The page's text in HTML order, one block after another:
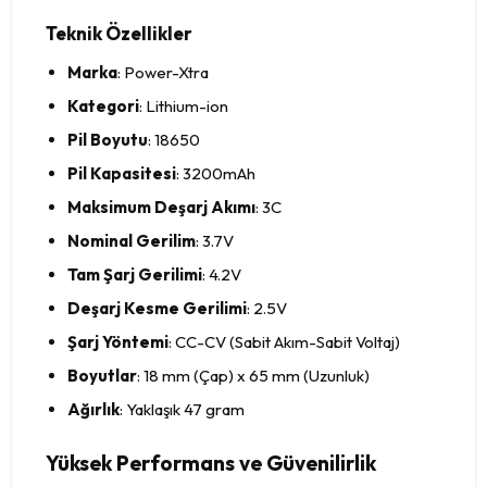
Teknik Özellikler
Marka: Power-Xtra
Kategori: Lithium-ion
Pil Boyutu: 18650
Pil Kapasitesi: 3200mAh
Maksimum Deşarj Akımı: 3C
Nominal Gerilim: 3.7V
Tam Şarj Gerilimi: 4.2V
Deşarj Kesme Gerilimi: 2.5V
Şarj Yöntemi: CC-CV (Sabit Akım-Sabit Voltaj)
Boyutlar: 18 mm (Çap) x 65 mm (Uzunluk)
Ağırlık: Yaklaşık 47 gram
Yüksek Performans ve Güvenilirlik